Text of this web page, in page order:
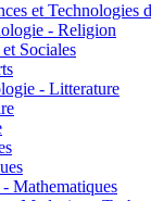
et
- Religion
Sociales
- Litterature
Mathematiques